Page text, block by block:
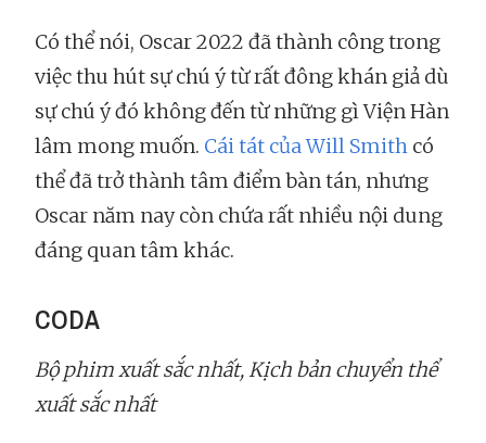
Có thể nói, Oscar 2022 đã thành công trong
việc thu hút sự chú ý từ rất đông khán giả dù
sự chú ý đó không đến từ những gì Viện Hàn
lâm mong muốn. Cái tát của Will Smith có
thể đã trở thành tâm điểm bàn tán, nhưng
Oscar năm nay còn chứa rất nhiều nội dung
đáng quan tâm khác.
CODA
Bộ phim xuất sắc nhất, Kịch bản chuyển thể
xuất sắc nhất